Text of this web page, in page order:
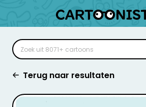
Terug naar resultaten